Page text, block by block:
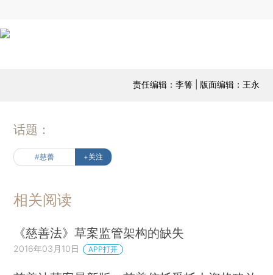
责任编辑：李箐 | 版面编辑：王永
话题：
#慈善 +关注
相关阅读
《慈善法》草案监管架构的缺失
2016年03月10日 APP打开